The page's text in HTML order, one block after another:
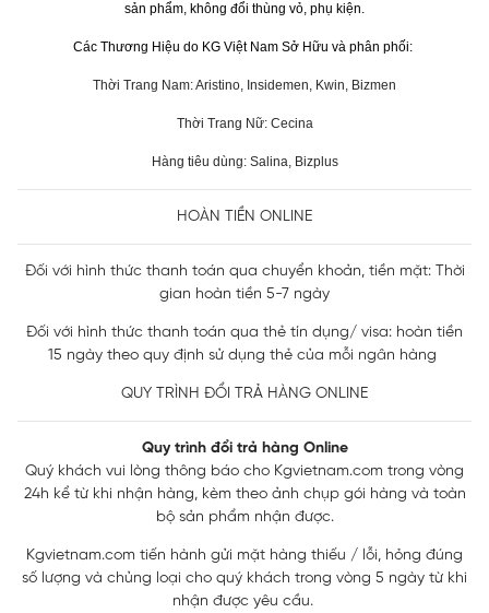
sản phẩm, không đổi thùng vỏ, phụ kiện.
Các Thương Hiệu do KG Việt Nam Sở Hữu và phân phối:
Thời Trang Nam: Aristino, Insidemen, Kwin, Bizmen
Thời Trang Nữ: Cecina
Hàng tiêu dùng: Salina, Bizplus
HOÀN TIỀN ONLINE
Đối với hình thức thanh toán qua chuyển khoản, tiền mặt: Thời
gian hoàn tiền 5-7 ngày
Đối với hình thức thanh toán qua thẻ tín dụng/ visa: hoàn tiền
15 ngày theo quy định sử dụng thẻ của mỗi ngân hàng
QUY TRÌNH ĐỔI TRẢ HÀNG ONLINE
Quy trình đổi trả hàng Online
Quý khách vui lòng thông báo cho Kgvietnam.com trong vòng
24h kể từ khi nhận hàng, kèm theo ảnh chụp gói hàng và toàn
bộ sản phẩm nhận được.
Kgvietnam.com tiến hành gửi mặt hàng thiếu / lỗi, hỏng đúng
số lượng và chủng loại cho quý khách trong vòng 5 ngày từ khi
nhận được yêu cầu.